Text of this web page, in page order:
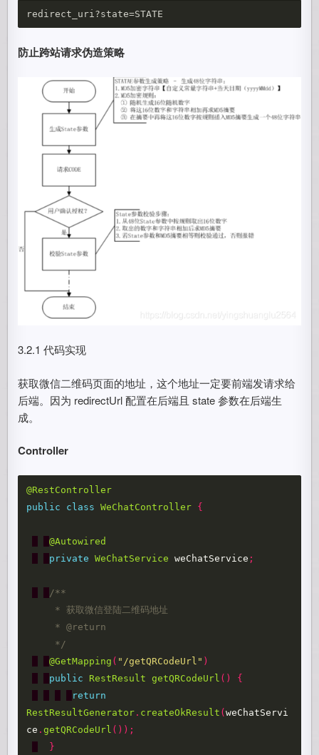
防止跨站请求伪造策略
3.2.1 代码实现
获取微信二维码页面的地址，这个地址一定要前端发请求给
后端。因为 redirectUrl 配置在后端且 state 参数在后端生
成。
Controller
@RestController
public
class WeChatController {
@Autowired
private
WeChatService weChatService ;
/**
*/
@GetMapping ( "/getQRCodeUrl" )
public
RestResult getQRCodeUrl ()
{
return
RestResultGenerator . createOkResult (weChatServi
ce .getQRCodeUrl ());
}